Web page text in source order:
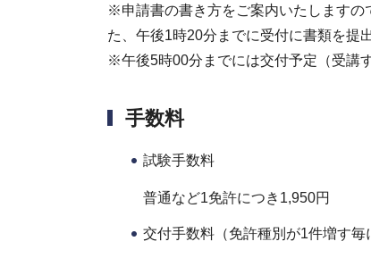
※申請書の書き方をご案内いたしますの
た、午後1時20分までに受付に書類を提
※午後5時00分までには交付予定（受講
手数料
試験手数料
普通など1免許につき1,950円
交付手数料（免許種別が1件増す毎